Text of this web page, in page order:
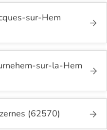
sur-Hem
sur-la-Hem
(62570)